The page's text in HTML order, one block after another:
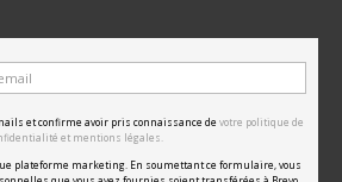
et confirme avoir pris connaissance de votre politique de
et mentions légales.
plateforme marketing. En soumettant ce formulaire, vous